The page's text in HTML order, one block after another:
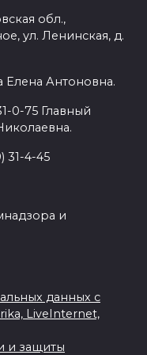
обл.,
ул. Ленинская, д.
Антоновна.
0-75 Главный
31-4-45
и
данных с
LiveInternet,
и защиты